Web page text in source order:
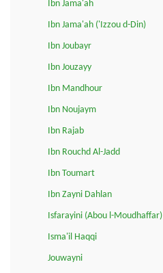
Ibn Jama'ah
Ibn Jama'ah ('Izzou d-Din)
Ibn Joubayr
Ibn Jouzayy
Ibn Mandhour
Ibn Noujaym
Ibn Rajab
Ibn Rouchd Al-Jadd
Ibn Toumart
Ibn Zayni Dahlan
Isfarayini (Abou l-Moudhaffar)
Isma'il Haqqi
Jouwayni